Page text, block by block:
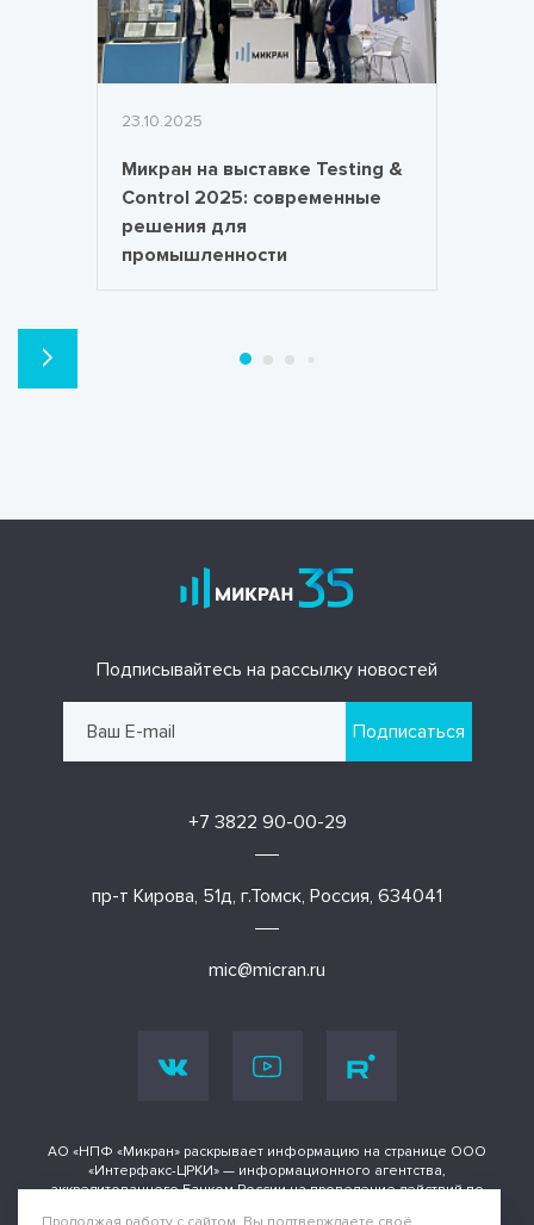
23.10.2025
Микран на выставке Testing &
Control 2025: современные
решения для
промышленности
Подписывайтесь на рассылку новостей
Подписаться
+7 3822 90-00-29
mic@micran.ru
пр-т Кирова, 51д, г.Томск, Россия, 634041
АО «НПФ «Микран» раскрывает информацию на странице ООО
«Интерфакс-ЦРКИ» — информационного агентства,
аккредитованного Банком России на проведение действий по